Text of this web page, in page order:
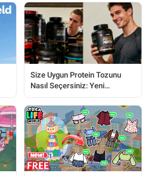
Size Uygun Protein Tozunu
Nasıl Seçersiniz: Yeni
Kılavuz